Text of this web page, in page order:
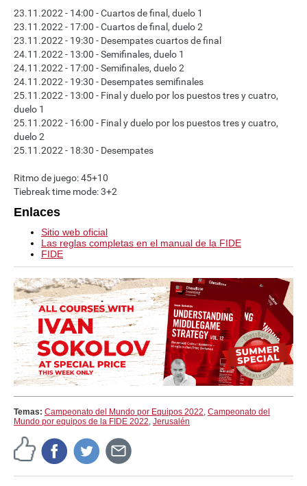
23.11.2022 - 14:00 - Cuartos de final, duelo 1
23.11.2022 - 17:00 - Cuartos de final, duelo 2
23.11.2022 - 19:30 - Desempates cuartos de final
24.11.2022 - 13:00 - Semifinales, duelo 1
24.11.2022 - 17:00 - Semifinales, duelo 2
24.11.2022 - 19:30 - Desempates semifinales
25.11.2022 - 13:00 - Final y duelo por los puestos tres y cuatro,
duelo 1
25.11.2022 - 16:00 - Final y duelo por los puestos tres y cuatro,
duelo 2
25.11.2022 - 18:30 - Desempates
Ritmo de juego: 45+10
Tiebreak time mode: 3+2
Enlaces
Sitio web oficial
Las reglas completas en el manual de la FIDE
FIDE
Temas: Campeonato del Mundo por Equipos 2022, Campeonato del
Mundo por equipos de la FIDE 2022, Jerusalén